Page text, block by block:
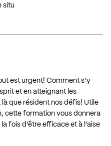
situ
est urgent! Comment s’y
et en atteignant les
que résident nos défis! Utile
cette formation vous donnera
fois d’être efficace et à l’aise